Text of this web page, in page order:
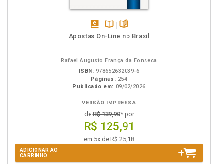
disponívelDisponível
páginas
Apostas On-Line no Brasil
Rafael Augusto França da Fonseca
ISBN: 978652632039-6
Páginas: 254
Publicado em: 09/02/2026
VERSÃO IMPRESSA
deR$ 139,90* por
R$ 125,91
em 5x de R$ 25,18
ADICIONAR AO
CARRINHO